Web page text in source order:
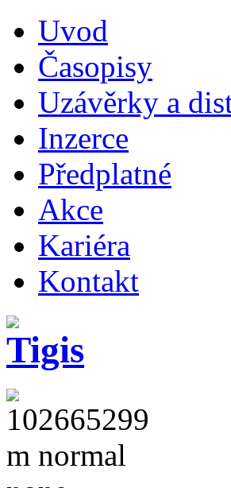
Uvod
Časopisy
Uzávěrky a
Inzerce
Předplatné
Akce
Kariéra
Kontakt